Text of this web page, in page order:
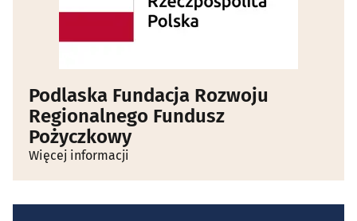
Podlaska Fundacja Rozwoju
Regionalnego Fundusz
Pożyczkowy
Więcej informacji